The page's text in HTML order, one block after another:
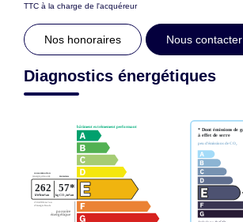
TTC à la charge de l'acquéreur
Nos honoraires Nous contacter
Diagnostics énergétiques